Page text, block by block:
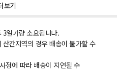
보기
일가량 소요됩니다.
간지역의 경우 배송이 불가할 수
정에 따라 배송이 지연될 수